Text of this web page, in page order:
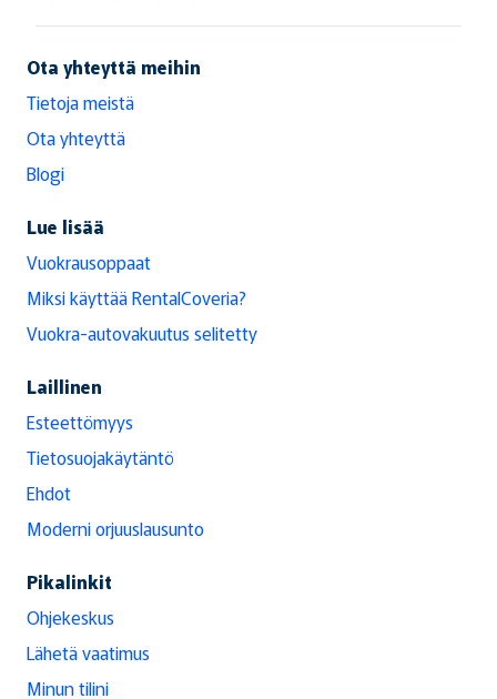
Ota yhteyttä meihin
Tietoja meistä
Ota yhteyttä
Blogi
Lue lisää
Vuokrausoppaat
Miksi käyttää RentalCoveria?
Vuokra-autovakuutus selitetty
Laillinen
Esteettömyys
Tietosuojakäytäntö
Ehdot
Moderni orjuuslausunto
Pikalinkit
Ohjekeskus
Lähetä vaatimus
Minun tilini